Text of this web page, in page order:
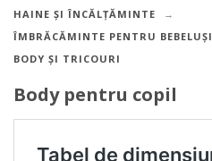
HAINE ȘI ÎNCĂLȚĂMINTE
ÎMBRĂCĂMINTE PENTRU BEBELUȘI
BODY ȘI TRICOURI
Body pentru copil